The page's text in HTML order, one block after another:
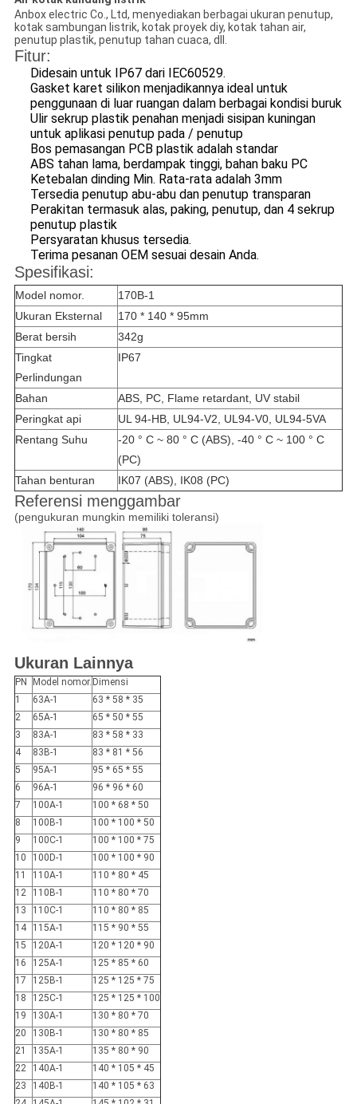
Anbox electric Co., Ltd, menyediakan berbagai ukuran penutup,
kotak sambungan listrik, kotak proyek diy, kotak tahan air,
penutup plastik, penutup tahan cuaca, dll.
Fitur:
Didesain untuk IP67 dari IEC60529.
Gasket karet silikon menjadikannya ideal untuk
penggunaan di luar ruangan dalam berbagai kondisi buruk
Ulir sekrup plastik penahan menjadi sisipan kuningan
untuk aplikasi penutup pada / penutup
Bos pemasangan PCB plastik adalah standar
ABS tahan lama, berdampak tinggi, bahan baku PC
Ketebalan dinding Min. Rata-rata adalah 3mm
Tersedia penutup abu-abu dan penutup transparan
Perakitan termasuk alas, paking, penutup, dan 4 sekrup
penutup plastik
Persyaratan khusus tersedia.
Terima pesanan OEM sesuai desain Anda.
Spesifikasi:
Model nomor.
170B-1
Ukuran Eksternal
170 * 140 * 95mm
Berat bersih
342g
Tingkat
Perlindungan
IP67
Bahan
ABS, PC, Flame retardant, UV stabil
Peringkat api
UL 94-HB, UL94-V2, UL94-V0, UL94-5VA
Rentang Suhu
-20 ° C ~ 80 ° C (ABS), -40 ° C ~ 100 ° C
(PC)
Tahan benturan
IK07 (ABS), IK08 (PC)
Referensi menggambar
(pengukuran mungkin memiliki toleransi)
Ukuran Lainnya
PN Model nomor. Dimensi
1
63A-1
63 * 58 * 35
2
65A-1
65 * 50 * 55
3
83A-1
83 * 58 * 33
4
83B-1
83 * 81 * 56
5
95A-1
95 * 65 * 55
6
96A-1
96 * 96 * 60
7
100A-1
100 * 68 * 50
8
100B-1
100 * 100 * 50
9
100C-1
100 * 100 * 75
10
100D-1
100 * 100 * 90
11
110A-1
110 * 80 * 45
12
110B-1
110 * 80 * 70
13
110C-1
110 * 80 * 85
14
115A-1
115 * 90 * 55
15
120A-1
120 * 120 * 90
16
125A-1
125 * 85 * 60
17
125B-1
125 * 125 * 75
18
125C-1
125 * 125 * 100
19
130A-1
130 * 80 * 70
20
130B-1
130 * 80 * 85
21
135A-1
135 * 80 * 90
22
140A-1
140 * 105 * 45
23
140B-1
140 * 105 * 63